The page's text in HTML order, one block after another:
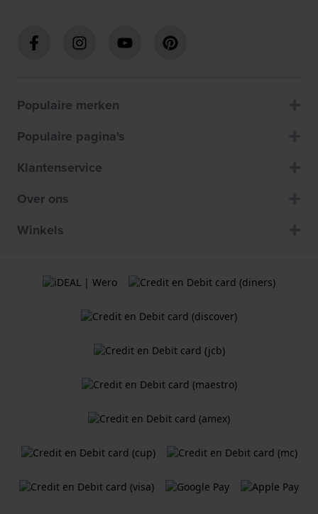
Populaire merken
Populaire pagina's
Klantenservice
Over ons
Winkels